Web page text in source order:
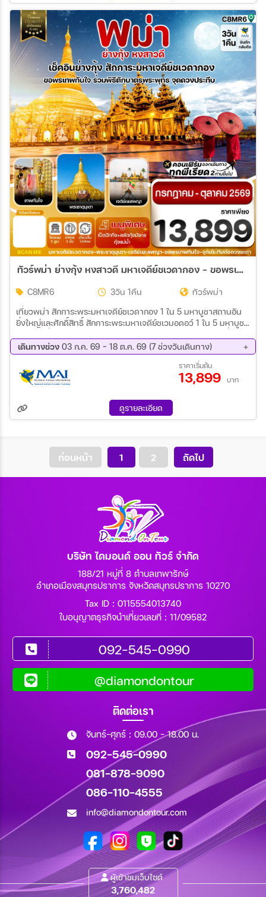
ทัวร์พม่า ย่างกุ้ง หงสาวดี มหาเจดีย์ชเวดากอง - ขอพรเทพทันใจ 3วัน 1คืน (8M)
C8MR6 3วัน 1คืน
ทัวร์พม่า
เที่ยวพม่า สักการะพระมหาเจดีย์ชเวดากอง 1 ใน 5 มหาบูชาสถานอัน
ยิ่งใหญ่และศักดิ์สิทธิ์ สักการะพระมหาเจดีย์ชเวมอดอว์ 1 ใน 5 มหาบูชา
แห่งการขอพรแล้วสัมฤทธิ์ผล พระนอนตาหวาน พระพุทธรูปขนาดใหญ่
บูชาสถานที่มีความงดงามและอ่อนช้อย ไหว้พระอุปคุต ณ เจดีย์กลาง
น้ำ เยเลพญา ช้อปปิ้งของฝาก ที่ตลาดสก๊อต และรวมอัญมณีที่มีชื่อ
เสียงของพม่า พักโรงแรม 5 ดาว 1 คืน
เดินทางช่วง 03 ก.ค. 69 - 18 ต.ค. 69 (7 ช่วงวันเดินทาง)
14 ส.ค. 69 - 16 ส.ค. 69
28 ส.ค. 69 - 30 ส.ค. 69
11 ก.ย. 69 - 13 ก.ย. 69
25 ก.ย. 69 - 27 ก.ย. 69
09 ต.ค. 69 - 10 ต.ค. 69
ราคาเริ่มต้น
13,899 บาท
ดูรายละเอียด
ก่อนหน้า 1 2 ถัดไป
บริษัท ไดมอนด์ ออน ทัวร์ จำกัด
188/21 หมู่ที่ 8 ตำบลเทพารักษ์
อำเภอเมืองสมุทรปราการ จังหวัดสมุทรปราการ 10270
Tax ID : 0115554013740
ใบอนุญาตธุรกิจนำเที่ยวเลขที่ : 11/09582
092-545-0990
@diamondontour
ติดต่อเรา
จันทร์-ศุกร์ : 09.00 - 18.00 น.
092-545-0990
081-878-9090
086-110-4555
info@diamondontour.com
ผู้เข้าชมเว็บไซต์
3,760,482